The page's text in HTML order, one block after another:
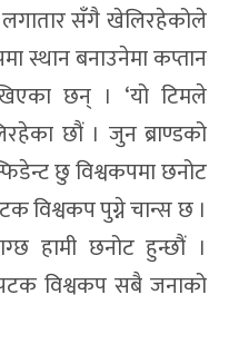
सँगै खेलिरहेकोले
स्थान बनाउनेमा कप्तान
छन् । ‘यो टिमले
छौं । जुन ब्राण्डको
छु विश्वकपमा छनोट
विश्वकप पुग्ने चान्स छ ।
हामी छनोट हुन्छौं ।
विश्वकप सबै जनाको